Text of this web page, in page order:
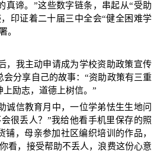
真谛。”这些数字链条，串起从“受助
印证着二十届三中全会“健全困难学
。
，我主动申请成为学校资助政策宣传
会分享自己的故事：“资助政策有三重
励志，道德上树信。”
诚信教育月中，一位学弟怯生生地问
很丢人？”我给他看手机里保存的照
铺，母亲参加社区编织培训的作品，
看，接受帮助不丢人，浪费这份心意